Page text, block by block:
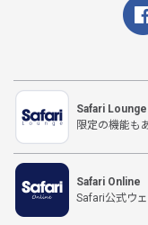
Safari Lounge
限定の機能も
Safari Online
Safari公式ウ